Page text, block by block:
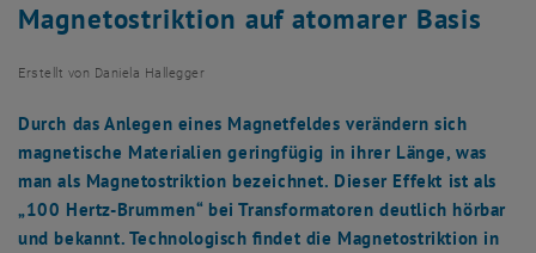
Übersicht
Magnetostriktion auf atomarer Basis
Erstellt von Daniela Hallegger
Durch das Anlegen eines Magnetfeldes verändern sich
magnetische Materialien geringfügig in ihrer Länge, was
man als Magnetostriktion bezeichnet. Dieser Effekt ist als
„100 Hertz-Brummen“ bei Transformatoren deutlich hörbar
und bekannt. Technologisch findet die Magnetostriktion in